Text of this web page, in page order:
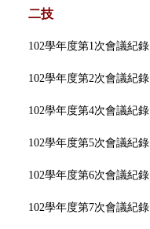
二技
102學年度第1次會議紀錄
102學年度第2次會議紀錄
102學年度第4次會議紀錄
102學年度第5次會議紀錄
102學年度第6次會議紀錄
102學年度第7次會議紀錄